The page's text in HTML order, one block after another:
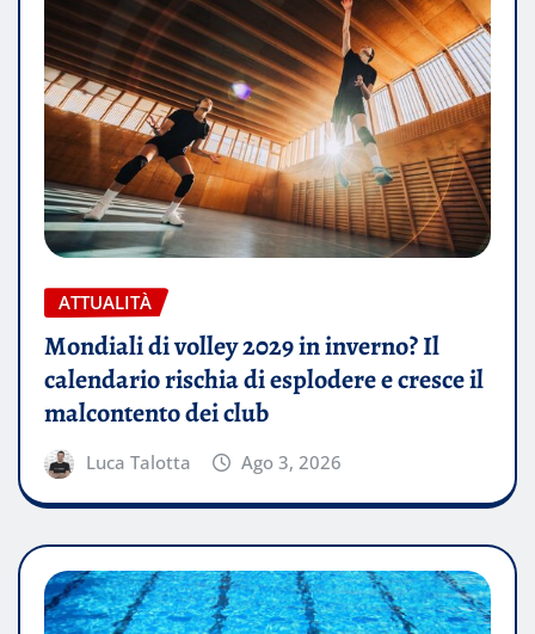
ATTUALITÀ
Mondiali di volley 2029 in inverno? Il
calendario rischia di esplodere e cresce il
malcontento dei club
Luca Talotta Ago 3, 2026